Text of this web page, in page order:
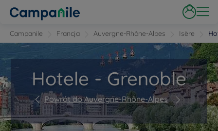
Campanile Francja Auvergne-Rhône-Alpes Isère
Hotele - Grenoble
Powrót do Auvergne-Rhône-Alpes